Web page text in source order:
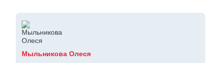
Мыльникова Олеся